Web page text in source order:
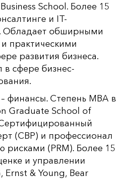
School. Более 15
и IT-
Обладает обширными
практическими
развития бизнеса.
сфере бизнес-
– финансы. Степень MBA в
Graduate School of
(CBP) и профессионал
рисками (PRM). Более 15
и управлении
Ernst & Young, Bear